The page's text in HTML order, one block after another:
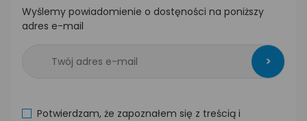
Wyślemy powiadomienie o dostęności na poniższy
adres e-mail
>
Potwierdzam, że zapoznałem się z treścią i